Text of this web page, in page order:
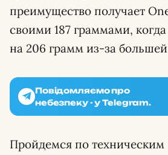
преимущество получает
своими 187 граммами, когда
на 206 грамм из-за
Повідомляємо про
небезпеку - у Telegram.
Пройдемся по техническим